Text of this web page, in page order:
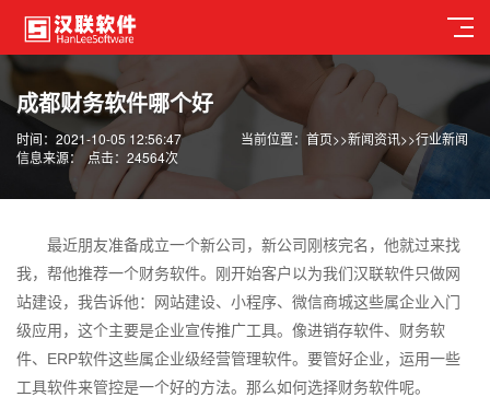
成都财务软件哪个好
当前位置： 首页>>新闻资讯>>行业新闻
时间：2021-10-05 12:56:47
信息来源： 点击：24564次
最近朋友准备成立一个新公司，新公司刚核完名，他就过来找
我，帮他推荐一个财务软件。刚开始客户以为我们汉联软件只做网
站建设，我告诉他：网站建设、小程序、微信商城这些属企业入门
级应用，这个主要是企业宣传推广工具。像进销存软件、财务软
件、ERP软件这些属企业级经营管理软件。要管好企业，运用一些
工具软件来管控是一个好的方法。那么如何选择财务软件呢。